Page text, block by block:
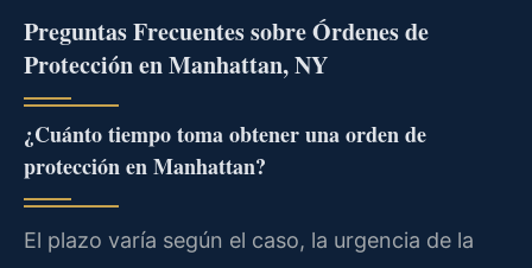
Preguntas Frecuentes sobre Órdenes de
Protección en Manhattan, NY
¿Cuánto tiempo toma obtener una orden de
protección en Manhattan?
El plazo varía según el caso, la urgencia de la